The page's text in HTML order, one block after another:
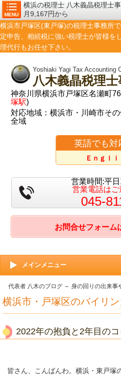
MENU
横浜の税理士 八木義晶税理士事務所【横浜市戸塚区】
月9,167円から
横浜市戸塚区(東戸塚)の税理士事務所
定申告、相続税に強い税理士が皆様を
理代行もお任せ下さい。
Yoshiaki Yagi Tax Accounting
八木義晶税理
神奈川県横浜市戸塚区名瀬町
塚駅)
対応地域：横浜市・川崎市そ
全域
英語でも対
Ｅｎｇｌｉ
営業時間:平
営業電話は
045-
お問合せフォーム
メインメニュー
代表者 八木のブログ ～ 身の回りの出来事
横浜市・戸塚区のバイリ
2022年の抱負と2年目の
皆さん、こんばんわ。横浜・東戸塚